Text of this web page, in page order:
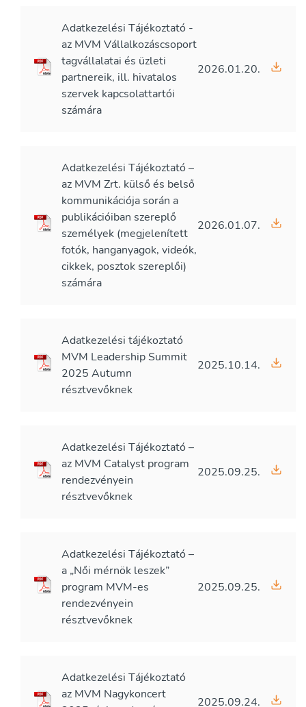
Adatkezelési Tájékoztató -
az MVM Vállalkozáscsoport
tagvállalatai és üzleti
partnereik, ill. hivatalos
szervek kapcsolattartói
számára
2026.01.20.
Adatkezelési Tájékoztató –
az MVM Zrt. külső és belső
kommunikációja során a
publikációiban szereplő
személyek (megjelenített
fotók, hanganyagok, videók,
cikkek, posztok szereplői)
számára
2026.01.07.
Adatkezelési tájékoztató
MVM Leadership Summit
2025 Autumn
résztvevőknek
2025.10.14.
Adatkezelési Tájékoztató –
az MVM Catalyst program
rendezvényein
résztvevőknek
2025.09.25.
Adatkezelési Tájékoztató –
a „Női mérnök leszek”
program MVM-es
rendezvényein
résztvevőknek
2025.09.25.
Adatkezelési Tájékoztató
az MVM Nagykoncert
2025.09.24.